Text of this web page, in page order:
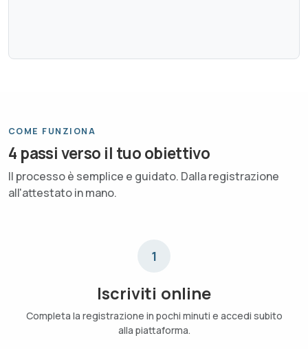
COME FUNZIONA
4 passi verso il tuo obiettivo
Il processo è semplice e guidato. Dalla registrazione
all'attestato in mano.
1
Iscriviti online
Completa la registrazione in pochi minuti e accedi subito
alla piattaforma.